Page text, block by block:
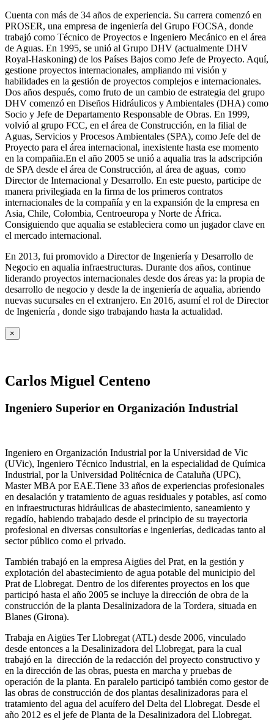
Cuenta con más de 34 años de experiencia. Su carrera comenzó en
PROSER, una empresa de ingeniería del Grupo FOCSA, donde
trabajó como Técnico de Proyectos e Ingeniero Mecánico en el área
de Aguas. En 1995, se unió al Grupo DHV (actualmente DHV
Royal-Haskoning) de los Países Bajos como Jefe de Proyecto. Aquí,
gestione proyectos internacionales, ampliando mi visión y
habilidades en la gestión de proyectos complejos e internacionales.
Dos años después, como fruto de un cambio de estrategia del grupo
DHV comenzó en Diseños Hidráulicos y Ambientales (DHA) como
Socio y Jefe de Departamento Responsable de Obras. En 1999,
volvió al grupo FCC, en el área de Construcción, en la filial de
Aguas, Servicios y Procesos Ambientales (SPA), como Jefe del de
Proyecto para el área internacional, inexistente hasta ese momento
en la compañia.En el año 2005 se unió a aqualia tras la adscripción
de SPA desde el área de Construcción, al área de aguas, como
Director de Internacional y Desarrollo. En este puesto, participe de
manera privilegiada en la firma de los primeros contratos
internacionales de la compañía y en la expansión de la empresa en
Asia, Chile, Colombia, Centroeuropa y Norte de África.
Consiguiendo que aqualia se estableciera como un jugador clave en
el mercado internacional.
En 2013, fui promovido a Director de Ingeniería y Desarrollo de
Negocio en aqualia infraestructuras. Durante dos años, continue
liderando proyectos internacionales desde dos áreas ya: la propia de
desarrollo de negocio y desde la de ingeniería de aqualia, abriendo
nuevas sucursales en el extranjero. En 2016, asumí el rol de Director
de Ingeniería , donde sigo trabajando hasta la actualidad.
×
Carlos Miguel Centeno
Ingeniero Superior en Organización Industrial
Ingeniero en Organización Industrial por la Universidad de Vic
(UVic), Ingeniero Técnico Industrial, en la especialidad de Química
Industrial, por la Universidad Politécnica de Cataluña (UPC),
Master MBA por EAE.Tiene 33 años de experiencias profesionales
en desalación y tratamiento de aguas residuales y potables, así como
en infraestructuras hidráulicas de abastecimiento, saneamiento y
regadío, habiendo trabajado desde el principio de su trayectoria
profesional en diversas consultorías e ingenierías, dedicadas tanto al
sector público como el privado.
También trabajó en la empresa Aigües del Prat, en la gestión y
explotación del abastecimiento de agua potable del municipio del
Prat de Llobregat. Dentro de los diferentes proyectos en los que
participó hasta el año 2005 se incluye la dirección de obra de la
construcción de la planta Desalinizadora de la Tordera, situada en
Blanes (Girona).
Trabaja en Aigües Ter Llobregat (ATL) desde 2006, vinculado
desde entonces a la Desalinizadora del Llobregat, para la cual
trabajó en la dirección de la redacción del proyecto constructivo y
en la dirección de las obras, puesta en marcha y pruebas de
operación de la planta. En paralelo participó también como gestor de
las obras de construcción de dos plantas desalinizadoras para el
tratamiento del agua del acuífero del Delta del Llobregat. Desde el
año 2012 es el jefe de Planta de la Desalinizadora del Llobregat.